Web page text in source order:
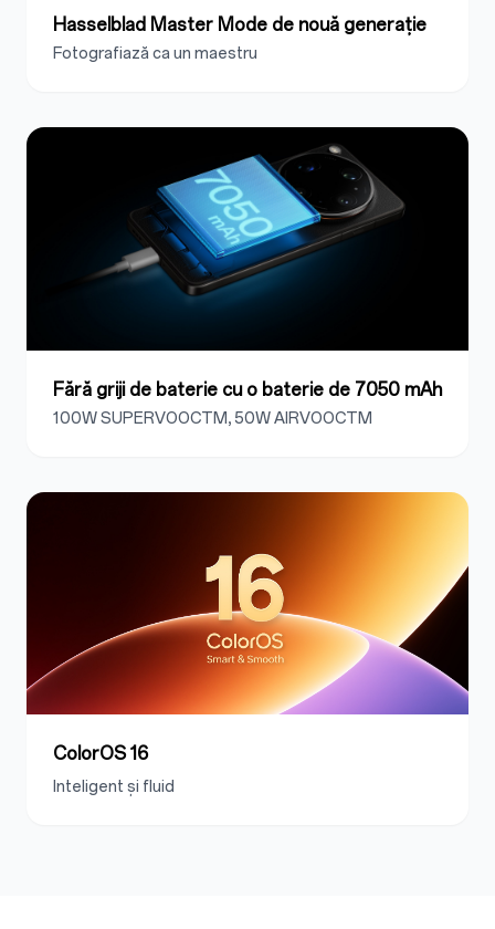
Hasselblad Master Mode de nouă generație
Fotografiază ca un maestru
Fără griji de baterie cu o baterie de 7050 mAh
100W SUPERVOOCTM, 50W AIRVOOCTM
ColorOS 16
Inteligent și fluid